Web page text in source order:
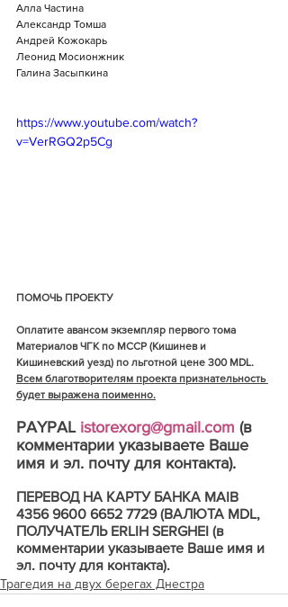
Алла Частина
Александр Томша
Андрей Кожокарь
Леонид Мосионжник
Галина Засыпкина
https://www.youtube.com/watch?
v=VerRGQ2p5Cg
ПОМОЧЬ ПРОЕКТУ
Оплатите авансом экземпляр первого тома
Материалов ЧГК по МССР (Кишинев и
Кишиневский уезд) по льготной цене 300 MDL.
Всем благотворителям проекта признательность
будет выражена поименно.
PAYPAL istorexorg@gmail.com (в
комментарии указываете Ваше
имя и эл. почту для контакта).
ПЕРЕВОД НА КАРТУ БАНКА MAIB
4356 9600 6652 7729 (ВАЛЮТА MDL,
ПОЛУЧАТЕЛЬ ERLIH SERGHEI (в
комментарии указываете Ваше имя и
эл. почту для контакта).
Трагедия на двух берегах Днестра